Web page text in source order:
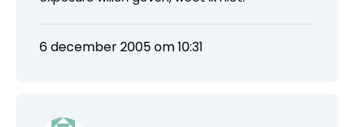
6 december 2005 om 10:31